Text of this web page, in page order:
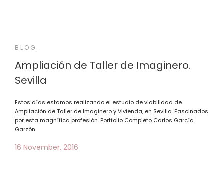
BLOG
Ampliación de Taller de Imaginero.
Sevilla
Estos días estamos realizando el estudio de viabilidad de
Ampliación de Taller de Imaginero y Vivienda, en Sevilla. Fascinados
por esta magnífica profesión. Portfolio Completo Carlos García
Garzón
16 November, 2016